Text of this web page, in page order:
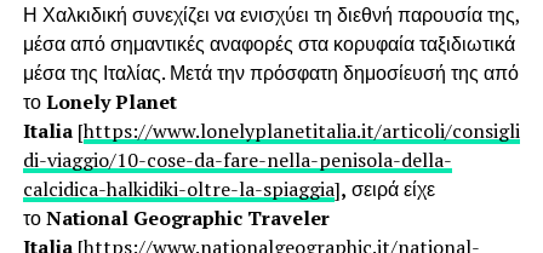
RELATED TOPICS: FEATURED
UP NEXT
Ο Τουρισμός είναι εθνική προσπάθεια
DON'T MISS
PHILOXENIA 2021: Σημαντική παρουσία της
Χαλκιδικής με την εμπειρία των 4 εποχών
Η Χαλκιδική συνεχίζει να ενισχύει τη διεθνή παρουσία της,
μέσα από σημαντικές αναφορές στα κορυφαία ταξιδιωτικά
μέσα της Ιταλίας. Μετά την πρόσφατη δημοσίευσή της από
τοLonely Planet
Italia [https://www.lonelyplanetitalia.it/articoli/consigli-
di-viaggio/10-cose-da-fare-nella-penisola-della-
calcidica-halkidiki-oltre-la-spiaggia], σειρά είχε
τοNational Geographic Traveler
Italia [https://www.nationalgeographic.it/national-